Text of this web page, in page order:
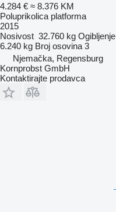
4.284 € ≈ 8.376 KM
Poluprikolica platforma
2015
Nosivost 32.760 kg Ogibljenje
6.240 kg Broj osovina 3
Njemačka, Regensburg
Kornprobst GmbH
Kontaktirajte prodavca